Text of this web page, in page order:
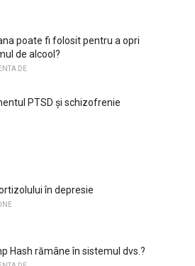
poate fi folosit pentru a opri
de alcool?
DE
PTSD și schizofrenie
în depresie
Hash rămâne în sistemul dvs.?